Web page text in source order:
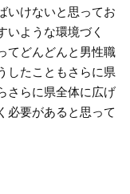
いけないと思ってお
いような環境づく
てどんどんと男性職
したこともさらに県
さらに県全体に広げ
必要があると思って